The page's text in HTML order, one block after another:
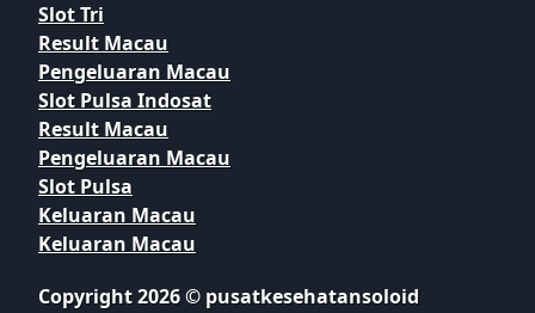
Slot Tri
Result Macau
Pengeluaran Macau
Slot Pulsa Indosat
Result Macau
Pengeluaran Macau
Slot Pulsa
Keluaran Macau
Keluaran Macau
Copyright 2026 © pusatkesehatansoloid